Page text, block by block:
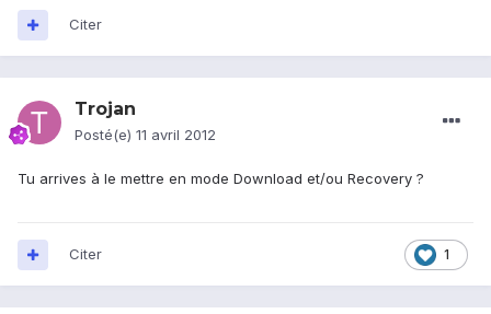
Citer
Trojan
Posté(e) 11 avril 2012
Tu arrives à le mettre en mode Download et/ou Recovery ?
1
Citer